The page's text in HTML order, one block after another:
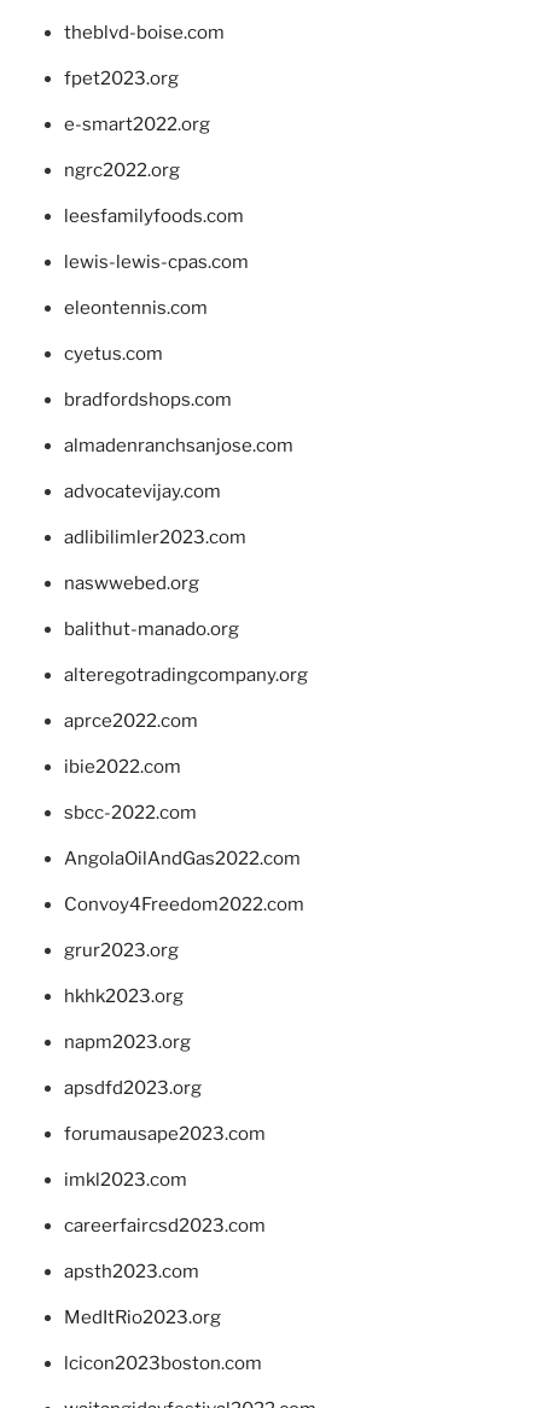
theblvd-boise.com
fpet2023.org
e-smart2022.org
ngrc2022.org
leesfamilyfoods.com
lewis-lewis-cpas.com
eleontennis.com
cyetus.com
bradfordshops.com
almadenranchsanjose.com
advocatevijay.com
adlibilimler2023.com
naswwebed.org
balithut-manado.org
alteregotradingcompany.org
aprce2022.com
ibie2022.com
sbcc-2022.com
AngolaOilAndGas2022.com
Convoy4Freedom2022.com
grur2023.org
hkhk2023.org
napm2023.org
apsdfd2023.org
forumausape2023.com
imkl2023.com
careerfaircsd2023.com
apsth2023.com
MedItRio2023.org
lcicon2023boston.com